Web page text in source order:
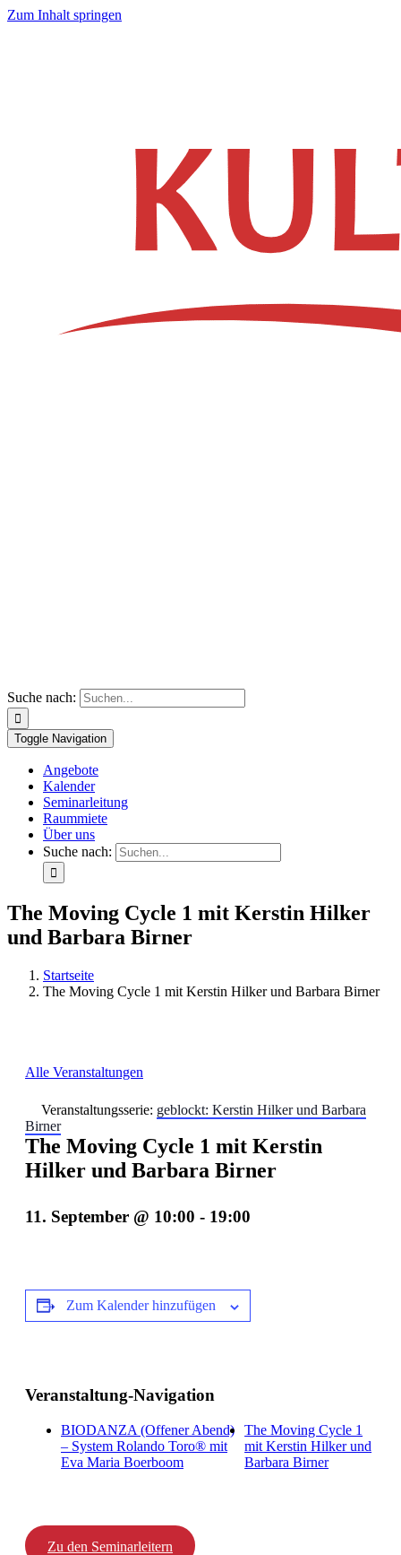
Zum Inhalt springen
Suche nach:
Toggle Navigation
Angebote
Kalender
Seminarleitung
Raummiete
Über uns
Suche nach:
The Moving Cycle 1 mit Kerstin Hilker
und Barbara Birner
Startseite
The Moving Cycle 1 mit Kerstin Hilker und Barbara Birner
Alle Veranstaltungen
Veranstaltungsserie: geblockt: Kerstin Hilker und Barbara
Birner
The Moving Cycle 1 mit Kerstin
Hilker und Barbara Birner
11. September @ 10:00 - 19:00
Zum Kalender hinzufügen
Veranstaltung-Navigation
BIODANZA (Offener Abend)
– System Rolando Toro® mit
Eva Maria Boerboom
The Moving Cycle 1
mit Kerstin Hilker und
Barbara Birner
Zu den Seminarleitern